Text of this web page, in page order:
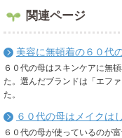
関連ページ
美容に無頓着の６０代
６０代の母はスキンケアに無
た。選んだブランドは「エフ
た。
６０代の母はメイクは
６０代の母が使っているのが